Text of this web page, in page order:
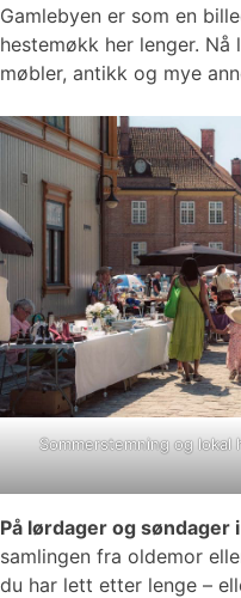
Gamlebyen er som en
hestemøkk her lenger.
møbler, antikk og mye
Sommerstemning og lokal
På lørdager og
samlingen fra oldemor
du har lett etter lenge –